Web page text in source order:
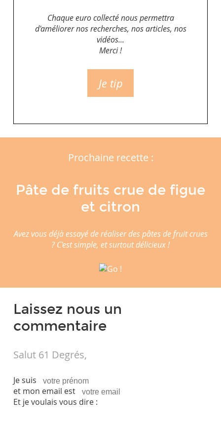
Chaque euro collecté nous permettra
d'améliorer nos recherches, nos articles, nos
vidéos...
Merci !
Je tip
Prochaine recette :
Pâte de fruits crue de figue
et citron
Avez vous déjà essayé de réaliser des pâtes de fruit crues
? C'est simple, et surtout délicieux !
Laissez nous un
commentaire
Salut 61 Degrés,
Je suis
et mon email est
Et je voulais vous dire :